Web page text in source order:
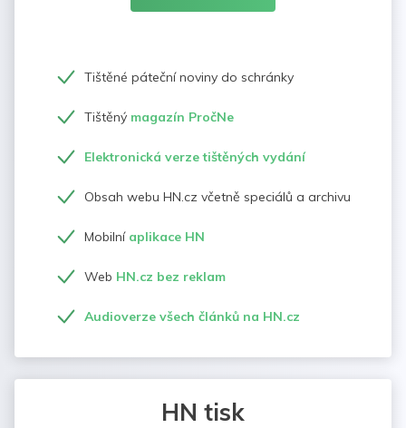
Tištěné páteční noviny do schránky
Tištěný magazín PročNe
Elektronická verze tištěných vydání
Obsah webu HN.cz včetně speciálů a archivu
Mobilní aplikace HN
Web HN.cz bez reklam
Audioverze všech článků na HN.cz
HN tisk